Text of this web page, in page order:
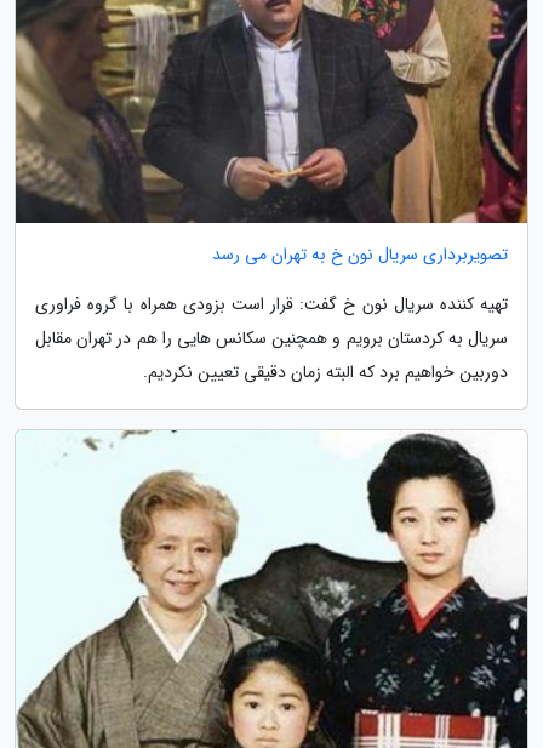
تصویربرداری سریال نون خ به تهران می رسد
تهیه کننده سریال نون خ گفت: قرار است بزودی همراه با گروه فراوری
سریال به کردستان برویم و همچنین سکانس هایی را هم در تهران مقابل
دوربین خواهیم برد که البته زمان دقیقی تعیین نکردیم.